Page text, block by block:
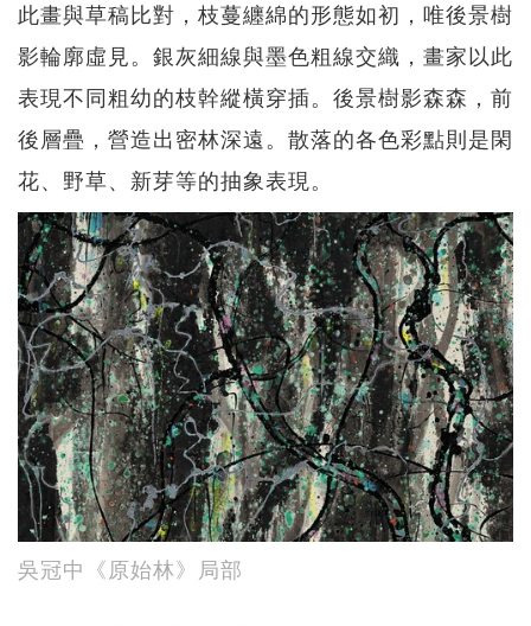
此畫與草稿比對，枝蔓纏綿的形態如初，唯後景樹
影輪廓虛見。銀灰細線與墨色粗線交織，畫家以此
表現不同粗幼的枝幹縱橫穿插。後景樹影森森，前
後層疊，營造出密林深遠。散落的各色彩點則是閑
花、野草、新芽等的抽象表現。
吳冠中《原始林》局部